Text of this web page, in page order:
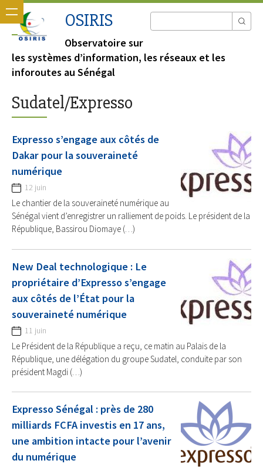
OSIRIS
Observatoire sur
les systèmes d’information, les réseaux et les
inforoutes au Sénégal
Sudatel/Expresso
Expresso s’engage aux côtés de
Dakar pour la souveraineté
numérique
12 juin
Le chantier de la souveraineté numérique au
Sénégal vient d’enregistrer un ralliement de poids. Le président de la
République, Bassirou Diomaye (…)
New Deal technologique : Le
propriétaire d’Expresso s’engage
aux côtés de l’État pour la
souveraineté numérique
11 juin
Le Président de la République a reçu, ce matin au Palais de la
République, une délégation du groupe Sudatel, conduite par son
président Magdi (…)
Expresso Sénégal : près de 280
milliards FCFA investis en 17 ans,
une ambition intacte pour l’avenir
du numérique